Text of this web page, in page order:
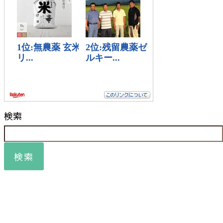
検索
検索